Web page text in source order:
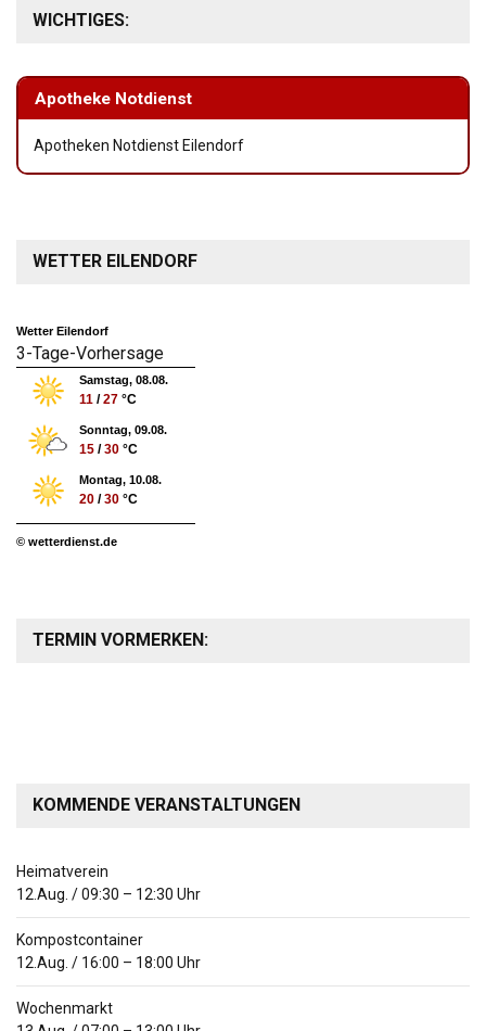
WICHTIGES:
Apotheke Notdienst
Apotheken Notdienst Eilendorf
WETTER EILENDORF
Wetter Eilendorf
3-Tage-Vorhersage
Samstag, 08.08.
11 /27 °C
Sonntag, 09.08.
15 /30 °C
Montag, 10.08.
20 /30 °C
© wetterdienst.de
TERMIN VORMERKEN:
KOMMENDE VERANSTALTUNGEN
Heimatverein
12.Aug. /09:30 – 12:30 Uhr
Kompostcontainer
12.Aug. / 16:00 – 18:00 Uhr
Wochenmarkt